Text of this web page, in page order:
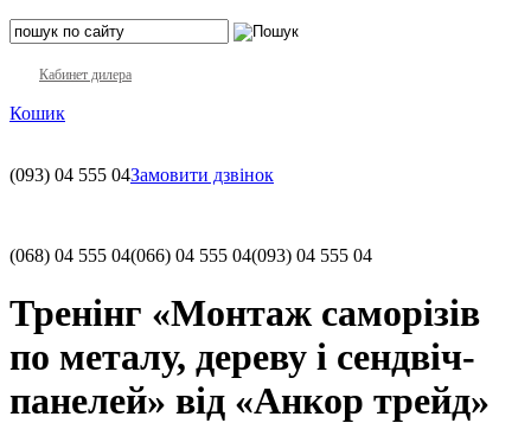
Кабинет дилера
Кошик
(093) 04 555 04Замовити дзвінок
(068) 04 555 04(066) 04 555 04(093) 04 555 04
Тренінг «Монтаж саморізів
по металу, дереву і сендвіч-
панелей» від «Анкор трейд»